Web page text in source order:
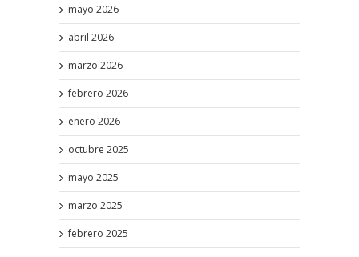
mayo 2026
abril 2026
marzo 2026
febrero 2026
enero 2026
octubre 2025
mayo 2025
marzo 2025
febrero 2025